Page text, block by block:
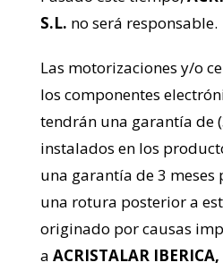
S.L. no será responsable.
Las motorizaciones y/o
los componentes
tendrán una garantía de
instalados en los
una garantía de 3 meses
una rotura posterior a
originado por causas
a ACRISTALAR IBERICA,